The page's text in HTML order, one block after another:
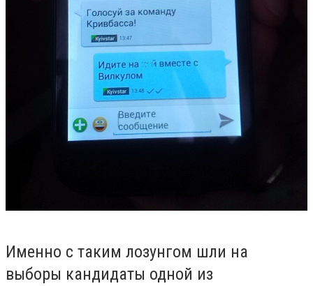
Именно с таким лозунгом шли на
выборы кандидаты одной из